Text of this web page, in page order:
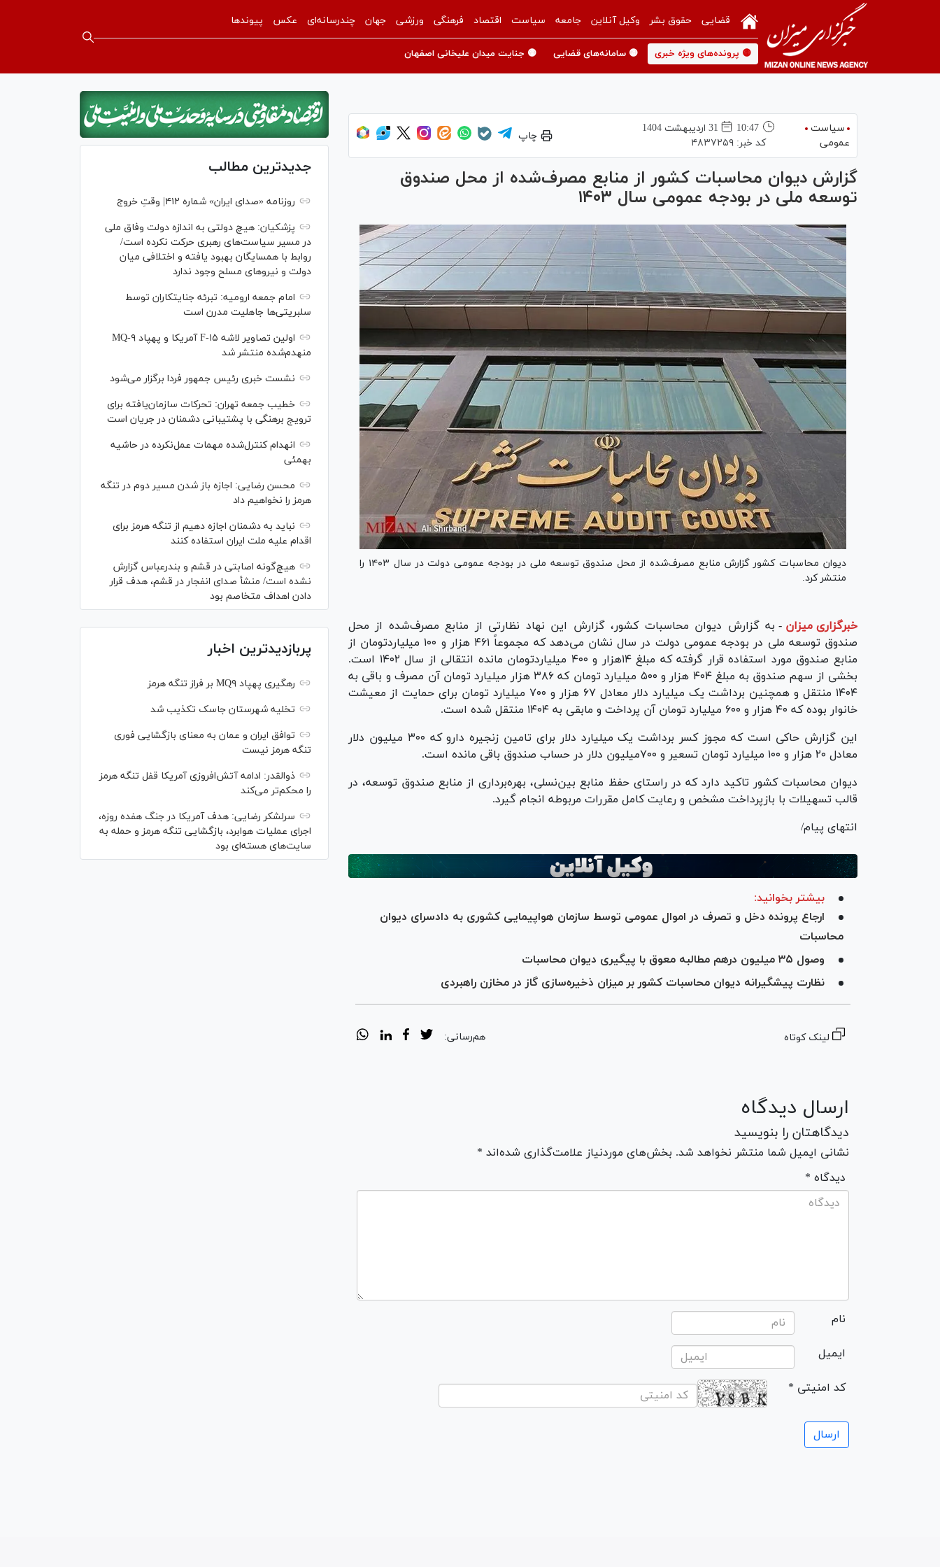
قضایی حقوق بشر وکیل آنلاین جامعه سیاست اقتصاد فرهنگی ورزشی جهان چندرسانه‌ای عکس پیوندها
🟡 پرونده‌های ویژه خبری 🟡 سامانه‌های قضایی 🟡 جنایت میدان علیخانی اصفهان
سیاست
عمومی
10:47
31 ارديبهشت 1404
کد خبر:۴۸۳۷۲۵۹
چاپ
گزارش دیوان محاسبات کشور از منابع مصرف‌شده از محل صندوق
توسعه ملی در بودجه عمومی سال ۱۴۰۳
دیوان محاسبات کشور گزارش منابع مصرف‌شده از محل صندوق توسعه ملی در بودجه عمومی دولت در سال ۱۴۰۳ را
منتشر کرد.
خبرگزاری میزان - به گزارش دیوان محاسبات کشور، گزارش این نهاد نظارتی از منابع مصرف‌شده از محل
صندوق توسعه ملی در بودجه عمومی دولت در سال نشان می‌دهد که مجموعاً ۴۶۱ هزار و ۱۰۰ میلیاردتومان از
منابع صندوق مورد استفاده قرار گرفته که مبلغ ۱۴هزار و ۴۰۰ میلیاردتومان مانده انتقالی از سال ۱۴۰۲ است.
بخشی از سهم صندوق به مبلغ ۴۰۴ هزار و ۵۰۰ میلیارد تومان که ۳۸۶ هزار میلیارد تومان آن مصرف و باقی به
۱۴۰۴ منتقل و همچنین برداشت یک میلیارد دلار معادل ۶۷ هزار و ۷۰۰ میلیارد تومان برای حمایت از معیشت
خانوار بوده که ۴۰ هزار و ۶۰۰ میلیارد تومان آن پرداخت و مابقی به ۱۴۰۴ منتقل شده است.
این گزارش حاکی است که مجوز کسر برداشت یک میلیارد دلار برای تامین زنجیره دارو که ۳۰۰ میلیون دلار
معادل ۲۰ هزار و ۱۰۰ میلیارد تومان تسعیر و ۷۰۰میلیون دلار در حساب صندوق باقی مانده است.
دیوان محاسبات کشور تاکید دارد که در راستای حفظ منابع بین‌نسلی، بهره‌برداری از منابع صندوق توسعه، در
قالب تسهیلات با بازپرداخت مشخص و رعایت کامل مقررات مربوطه انجام گیرد.
انتهای پیام/
بیشتر بخوانید:
ارجاع پرونده دخل و تصرف در اموال عمومی توسط سازمان هواپیمایی کشوری به دادسرای دیوان
محاسبات
وصول ۳۵ میلیون درهم مطالبه معوق با پیگیری دیوان محاسبات
نظارت پیشگیرانه دیوان محاسبات کشور بر میزان ذخیره‌سازی گاز در مخازن راهبردی
لینک کوتاه هم‌رسانی:
ارسال دیدگاه
دیدگاهتان را بنویسید
نشانی ایمیل شما منتشر نخواهد شد. بخش‌های موردنیاز علامت‌گذاری شده‌اند *
* دیدگاه
نام
ایمیل
* کد امنیتی
جدیدترین مطالب
روزنامه «صدای ایران» شماره ۴۱۲| وقتِ خروج
پزشکیان: هیچ دولتی به اندازه دولت وفاق ملی
در مسیر سیاست‌های رهبری حرکت نکرده است/
روابط با همسایگان بهبود یافته و اختلافی میان
دولت و نیروهای مسلح وجود ندارد
امام جمعه ارومیه: تبرئه جنایتکاران توسط
سلبریتی‌ها جاهلیت مدرن است
اولین تصاویر لاشه F-۱۵ آمریکا و پهپاد MQ-۹
منهدم‌شده منتشر شد
نشست خبری رئیس‌ جمهور فردا برگزار می‌شود
خطیب جمعه تهران: تحرکات سازمان‌یافته برای
ترویج برهنگی با پشتیبانی دشمنان در جریان است
انهدام کنترل‌شده مهمات عمل‌نکرده در حاشیه
بهمئی
محسن رضایی: اجازه باز شدن مسیر دوم در تنگه
هرمز را نخواهیم داد
نباید به دشمنان اجازه دهیم از تنگه هرمز برای
اقدام علیه ملت ایران استفاده کنند
هیچ‌گونه اصابتی در قشم و بندرعباس گزارش
نشده است/ منشأ صدای انفجار در قشم، هدف قرار
دادن اهداف متخاصم بود
پربازدیدترین اخبار
رهگیری پهپاد MQ۹ بر فراز تنگه هرمز
تخلیه شهرستان جاسک تکذیب شد
توافق ایران و عمان به معنای بازگشایی فوری
تنگه هرمز نیست
ذوالقدر: ادامه آتش‌افروزی آمریکا قفل تنگه هرمز
را محکم‌تر می‌کند
سرلشکر رضایی: هدف آمریکا در جنگ هفده روزه،
اجرای عملیات هوابرد، بازگشایی تنگه هرمز و حمله به
سایت‌های هسته‌ای بود